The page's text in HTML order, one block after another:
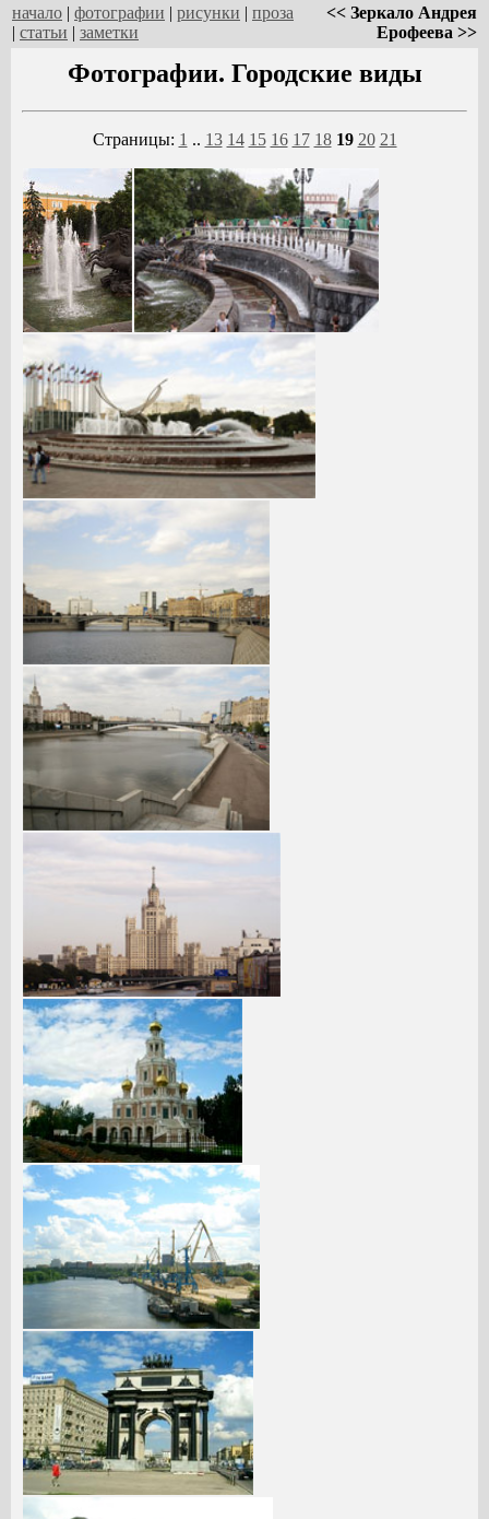
начало | фотографии | рисунки | проза
| статьи | заметки
<< Зеркало Андрея
Ерофеева >>
Фотографии. Городские виды
Страницы: 1 .. 13 14 15 16 17 18 19 20 21